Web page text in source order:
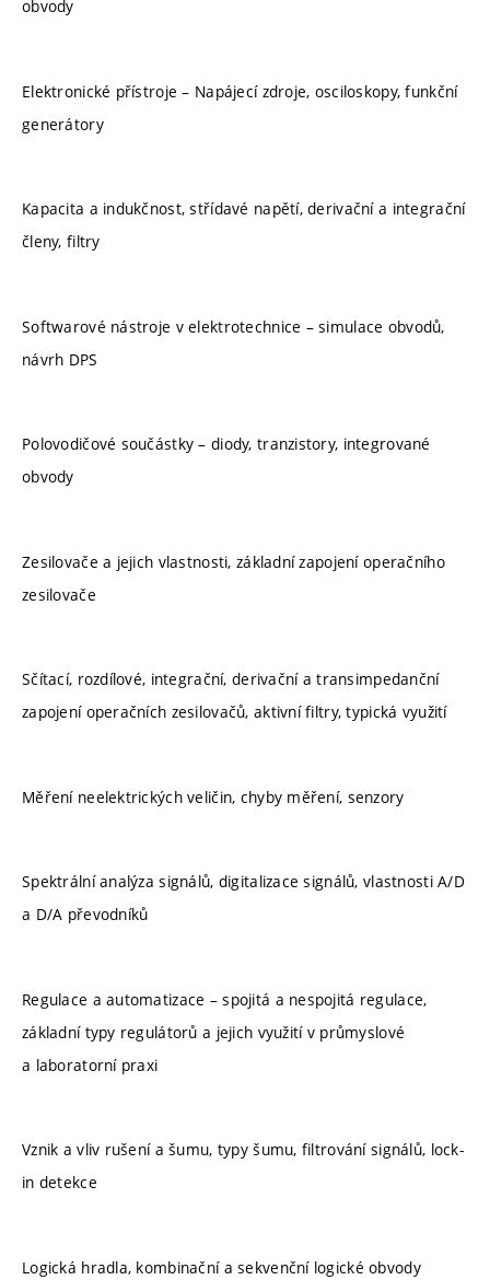
obvody
Elektronické přístroje – Napájecí zdroje, osciloskopy, funkční
generátory
Kapacita a indukčnost, střídavé napětí, derivační a integrační
členy, filtry
Softwarové nástroje v elektrotechnice – simulace obvodů,
návrh DPS
Polovodičové součástky – diody, tranzistory, integrované
obvody
Zesilovače a jejich vlastnosti, základní zapojení operačního
zesilovače
Sčítací, rozdílové, integrační, derivační a transimpedanční
zapojení operačních zesilovačů, aktivní filtry, typická využití
Měření neelektrických veličin, chyby měření, senzory
Spektrální analýza signálů, digitalizace signálů, vlastnosti A/D
a D/A převodníků
Regulace a automatizace – spojitá a nespojitá regulace,
základní typy regulátorů a jejich využití v průmyslové
a laboratorní praxi
Vznik a vliv rušení a šumu, typy šumu, filtrování signálů, lock-
in detekce
Logická hradla, kombinační a sekvenční logické obvody